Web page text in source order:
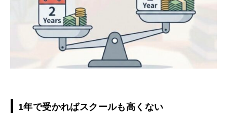
1年で受かればスクールも高くない